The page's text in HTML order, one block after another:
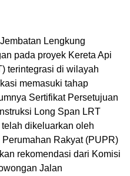
Lengkung
pada proyek Kereta Api
terintegrasi di wilayah
memasuki tahap
Sertifikat Persetujuan
Long Span LRT
dikeluarkan oleh
Rakyat (PUPR)
rekomendasi dari Komisi
Jalan